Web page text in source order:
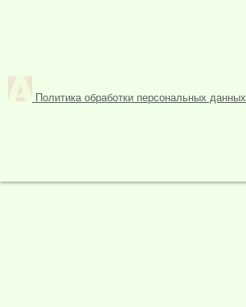
Политика обработки персональных данных